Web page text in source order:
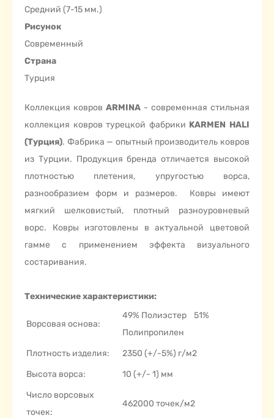
Средний (7-15 мм.)
Рисунок
Современный
Страна
Турция
Коллекция ковров ARMINA - современная стильная
коллекция ковров турецкой фабрики KARMEN HALI
(Турция). Фабрика — опытный производитель ковров
из Турции. Продукция бренда отличается высокой
плотностью плетения, упругостью ворса,
разнообразием форм и размеров. Ковры имеют
мягкий шелковистый, плотный разноуровневый
ворс. Ковры изготовлены в актуальной цветовой
гамме с применением эффекта визуального
состаривания.
Технические характеристики:
Ворсовая основа:
49% Полиэстер 51%
Полипропилен
Плотность изделия:
2350 (+/-5%) г/м2
Высота ворса:
10 (+/- 1) мм
Число ворсовых
точек:
462000 точек/м2